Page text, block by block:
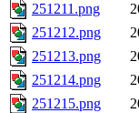
251211.png
251212.png
251213.png
251214.png
251215.png